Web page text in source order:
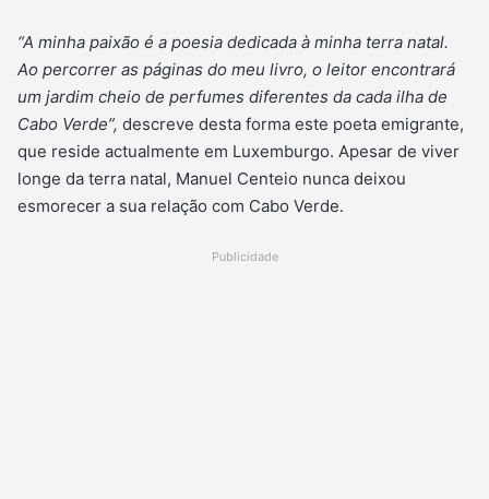
“A minha paixão é a poesia dedicada à minha terra natal.
Ao percorrer as páginas do meu livro, o leitor encontrará
um jardim cheio de perfumes diferentes da cada ilha de
Cabo Verde”, descreve desta forma este poeta emigrante,
que reside actualmente em Luxemburgo. Apesar de viver
longe da terra natal, Manuel Centeio nunca deixou
esmorecer a sua relação com Cabo Verde.
Publicidade